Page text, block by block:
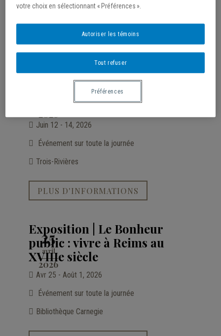
Événement sur toute la journée
2026
5e FestiPhilo de la Société de
philosophie des régions au
cœur du Québec
Juin 12 - 14, 2026
Événement sur toute la journée
Trois-Rivières
PLUS D'INFORMATIONS
25
avril
2026
Exposition | Le Bonheur
public : vivre à Reims au
XVIIIe siècle
Avr 25 - Août 1, 2026
Événement sur toute la journée
Bibliothèque Carnegie
votre choix en sélectionnant « Préférences ».
Tout refuser
Autoriser les témoins
Préférences